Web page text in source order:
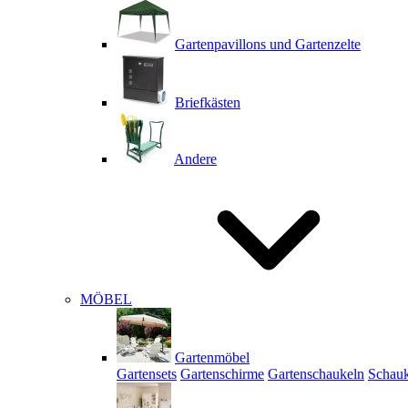
Gartenpavillons und Gartenzelte
Briefkästen
Andere
MÖBEL
Gartenmöbel
Gartensets Gartenschirme Gartenschaukeln